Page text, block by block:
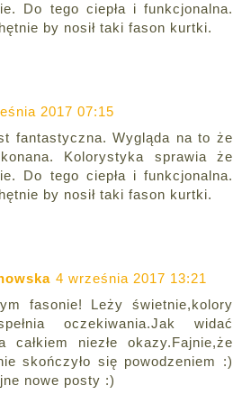
Do tego ciepła i funkcjonalna.
by nosił taki fason kurtki.
2017 07:15
fantastyczna. Wygląda na to że
Kolorystyka sprawia że
Do tego ciepła i funkcjonalna.
by nosił taki fason kurtki.
4 września 2017 13:21
fasonie! Leży świetnie,kolory
oczekiwania.Jak widać
całkiem niezłe okazy.Fajnie,że
skończyło się powodzeniem :)
nowe posty :)